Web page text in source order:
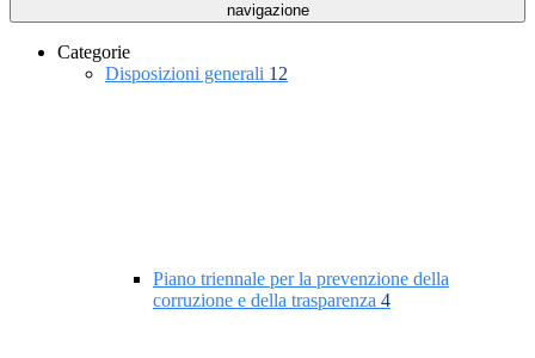
navigazione
Categorie
Disposizioni generali 12
Piano triennale per la prevenzione della
corruzione e della trasparenza 4